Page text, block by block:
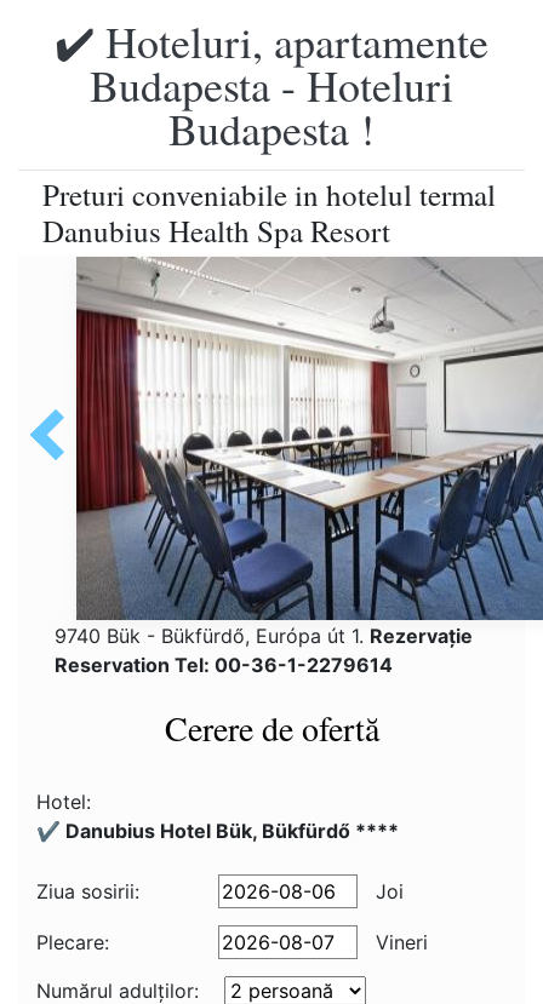
✔️ Hoteluri, apartamente
Budapesta - Hoteluri
Budapesta !
Preturi conveniabile in hotelul termal
Danubius Health Spa Resort
9740 Bük - Bükfürdő, Európa út 1. Rezervaţie
Reservation Tel: 00-36-1-2279614
Cerere de ofertă
Hotel:
✔️ Danubius Hotel Bük, Bükfürdő ****
Ziua sosirii: Joi
Plecare:
Vineri
Numărul adulţilor: